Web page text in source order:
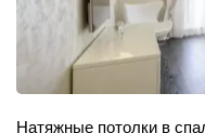
Натяжные потолки в